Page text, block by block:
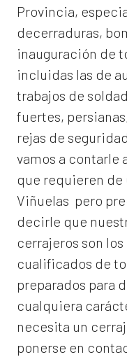
Provincia,
decerraduras,
inauguración de
incluidas las de
trabajos de
fuertes,
rejas de
vamos a contarle
que requieren de
Viñuelas pero
decirle que
cerrajeros son
cualificados de
preparados para
cualquiera
necesita un
ponerse en